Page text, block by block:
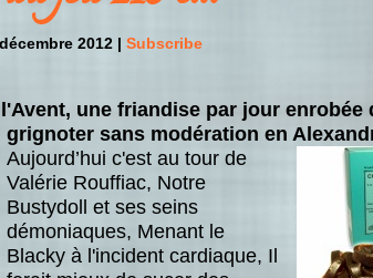
2012 | Subscribe
une friandise par jour enrobée
grignoter sans modération en
Aujourd’hui c'est au tour de
Valérie Rouffiac, Notre
Bustydoll et ses seins
démoniaques, Menant le
Blacky à l'incident cardiaque, Il